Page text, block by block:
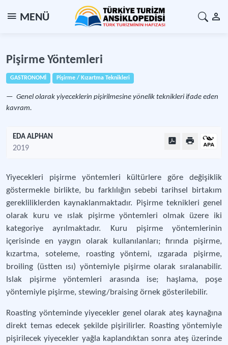
MENÜ
Pişirme Yöntemleri
GASTRONOMİ Pişirme / Kızartma Teknikleri
Genel olarak yiyeceklerin pişirilmesine yönelik teknikleri ifade eden
kavram.
EDA ALPHAN
2019
Yiyecekleri pişirme yöntemleri kültürlere göre değişiklik
göstermekle birlikte, bu farklılığın sebebi tarihsel birtakım
gerekliliklerden kaynaklanmaktadır. Pişirme teknikleri genel
olarak kuru ve ıslak pişirme yöntemleri olmak üzere iki
kategoriye ayrılmaktadır. Kuru pişirme yöntemlerinin
içerisinde en yaygın olarak kullanılanları; fırında pişirme,
kızartma, soteleme, roasting yöntemi, ızgarada pişirme,
broiling (üstten ısı) yöntemiyle pişirme olarak sıralanabilir.
Islak pişirme yöntemleri arasında ise; haşlama, poşe
yöntemiyle pişirme, stewing/braising örnek gösterilebilir.
Roasting yönteminde yiyecekler genel olarak ateş kaynağına
direkt temas edecek şekilde pişirilirler. Roasting yöntemiyle
pişirilecek yiyecekler yağla kaplandıktan sonra ateş üzerinde